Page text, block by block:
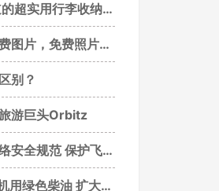
实用行李收纳术！
免费照片？无版权？
别？
游巨头Orbitz
规范 保护飞机不被黑
柴油 扩大新技术试验